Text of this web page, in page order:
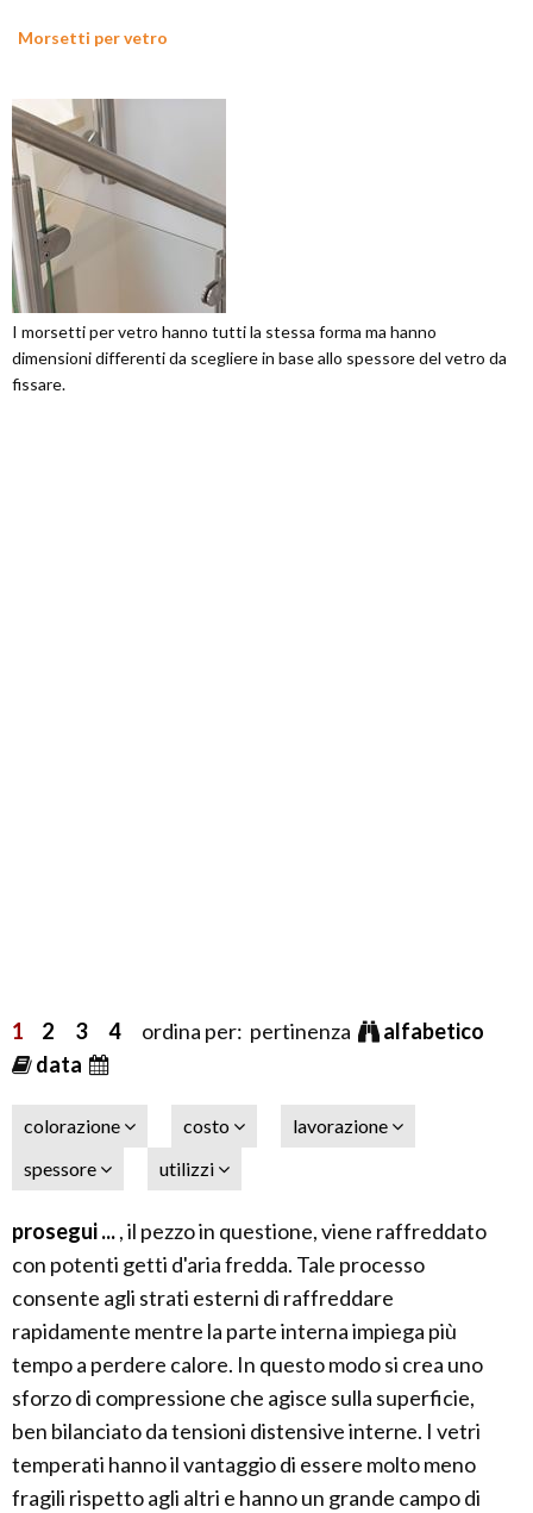
Morsetti per vetro
I morsetti per vetro hanno tutti la stessa forma ma hanno
dimensioni differenti da scegliere in base allo spessore del vetro da
fissare.
1 2 3 4ordina per: pertinenza
alfabetico
data
colorazione costo
lavorazione
spessore
utilizzi
prosegui ..., il pezzo in questione, viene raffreddato
con potenti getti d'aria fredda. Tale processo
consente agli strati esterni di raffreddare
rapidamente mentre la parte interna impiega più
tempo a perdere calore. In questo modo si crea uno
sforzo di compressione che agisce sulla superficie,
ben bilanciato da tensioni distensive interne. I vetri
temperati hanno il vantaggio di essere molto meno
fragili rispetto agli altri e hanno un grande campo di